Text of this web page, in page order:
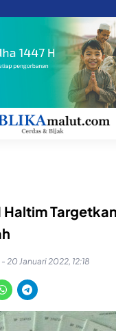
Haltim
- 20 Januari 2022, 12:18